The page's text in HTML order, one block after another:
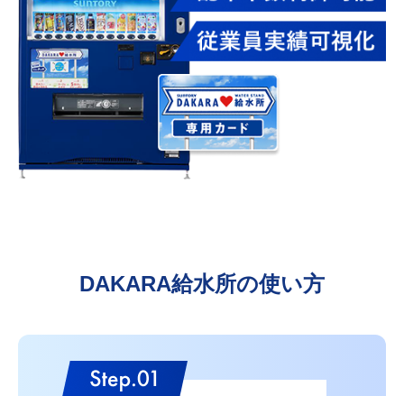
DAKARA給水所の使い方